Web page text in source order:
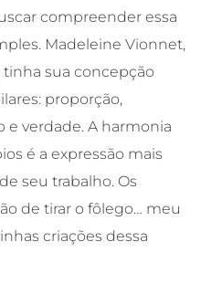
compreender essa
Madeleine Vionnet,
tinha sua concepção
proporção,
verdade. A harmonia
é a expressão mais
seu trabalho. Os
de tirar o fôlego… meu
criações dessa